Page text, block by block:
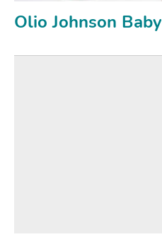
Olio Johnson Baby